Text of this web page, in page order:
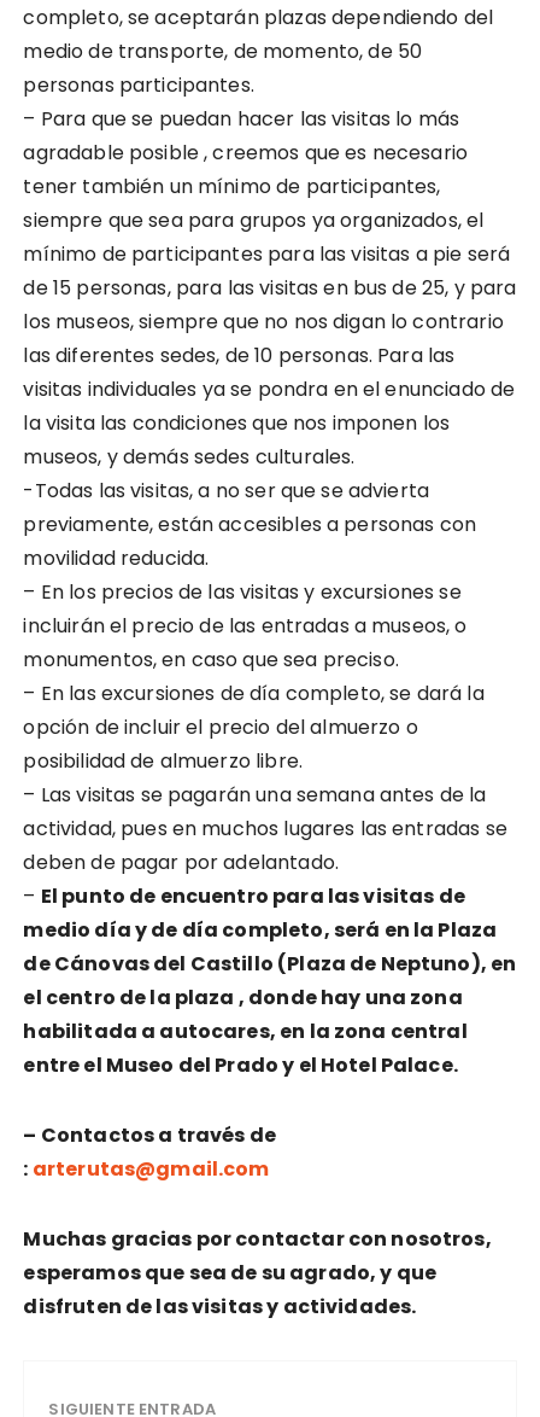
completo, se aceptarán plazas dependiendo del
medio de transporte, de momento, de 50
personas participantes.
– Para que se puedan hacer las visitas lo más
agradable posible , creemos que es necesario
tener también un mínimo de participantes,
siempre que sea para grupos ya organizados, el
mínimo de participantes para las visitas a pie será
de 15 personas, para las visitas en bus de 25, y para
los museos, siempre que no nos digan lo contrario
las diferentes sedes, de 10 personas. Para las
visitas individuales ya se pondra en el enunciado de
la visita las condiciones que nos imponen los
museos, y demás sedes culturales.
-Todas las visitas, a no ser que se advierta
previamente, están accesibles a personas con
movilidad reducida.
– En los precios de las visitas y excursiones se
incluirán el precio de las entradas a museos, o
monumentos, en caso que sea preciso.
– En las excursiones de día completo, se dará la
opción de incluir el precio del almuerzo o
posibilidad de almuerzo libre.
– Las visitas se pagarán una semana antes de la
actividad, pues en muchos lugares las entradas se
deben de pagar por adelantado.
– El punto de encuentro para las visitas de
medio día y de día completo, será en la Plaza
de Cánovas del Castillo (Plaza de Neptuno), en
el centro de la plaza , donde hay una zona
habilitada a autocares, en la zona central
entre el Museo del Prado y el Hotel Palace.
– Contactos a través de
: arterutas@gmail.com
Muchas gracias por contactar con nosotros,
esperamos que sea de su agrado, y que
disfruten de las visitas y actividades.
SIGUIENTE ENTRADA